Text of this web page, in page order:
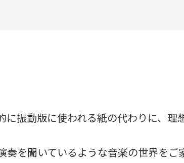
振動版に使われる紙の代わりに、理
を聞いているような音楽の世界をご